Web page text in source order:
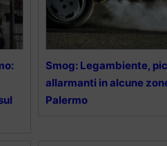
Smog: Legambiente,
allarmanti in alcune
Palermo